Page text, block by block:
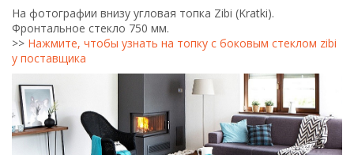
На фотографии внизу угловая топка Zibi (Kratki).
Фронтальное стекло 750 мм.
>> Нажмите, чтобы узнать на топку с боковым стеклом zibi
у поставщика